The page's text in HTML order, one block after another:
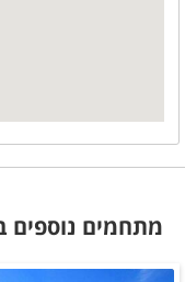
סבונים
לציבור הדתי
פלטה
מתחמים נוספים